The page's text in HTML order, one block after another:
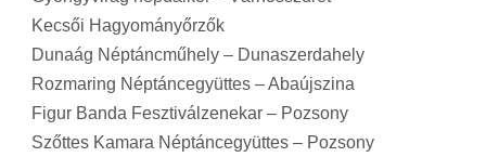
Kecsői Hagyományőrzők
Dunaág Néptáncműhely – Dunaszerdahely
Rozmaring Néptáncegyüttes – Abaújszina
Figur Banda Fesztiválzenekar – Pozsony
Szőttes Kamara Néptáncegyüttes – Pozsony